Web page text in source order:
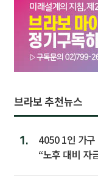
브라보 추천뉴스
1.
4050 1인 가구
“노후 대비 자